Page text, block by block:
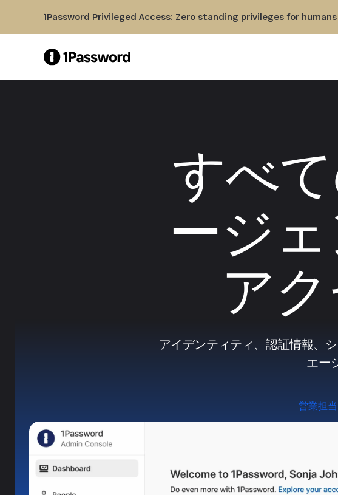
1Password Privileged Access: Zero standing privileges for humans
すべ
ージ
ア
アイデンティティ、認証情報、
エー
営業担